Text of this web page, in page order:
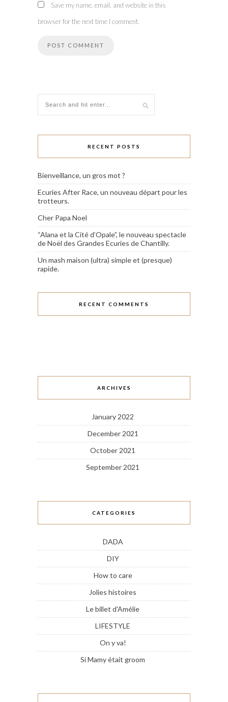
Save my name, email, and website in this
browser for the next time I comment.
RECENT POSTS
Bienveillance, un gros mot ?
Ecuries After Race, un nouveau départ pour les
trotteurs.
Cher Papa Noel
“Alana et la Cité d’Opale”, le nouveau spectacle
de Noël des Grandes Ecuries de Chantilly.
Un mash maison (ultra) simple et (presque)
rapide.
RECENT COMMENTS
ARCHIVES
January 2022
December 2021
October 2021
September 2021
CATEGORIES
DADA
DIY
How to care
Jolies histoires
Le billet d'Amélie
LIFESTYLE
On y va!
Si Mamy était groom